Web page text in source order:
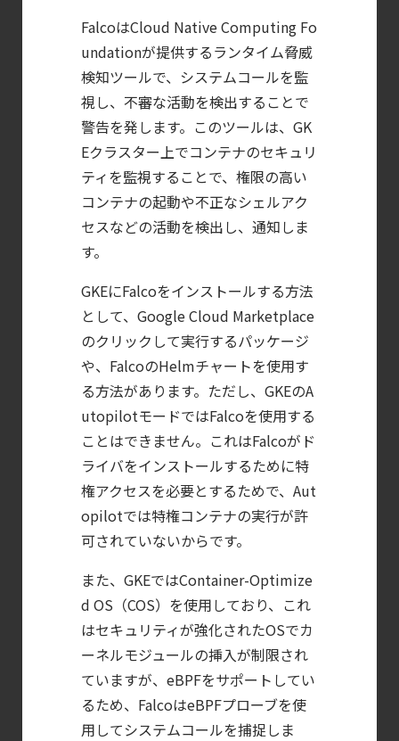
年に脅威の状況を根本から変えた
4 つの側面
【お知らせ】
ブログを更新しました
【ブログ】
セキュリティ運用の効率化を実現するSysdig
Agent
【お知らせ】
ブログを更新しました
【ブログ】
AWS/GCP
標準ツールでは守れない？
Falco を超える
Sysdig Secure
によるセキュリティの新常識
【ブログ】
サーバ・
第4回： Sysdig・
JP1・
Illumio連携における自動隔離検証
―
検知イベント取り扱いの課題と解消策
FalcoはCloud Native Computing Fo
undationが提供するランタイム脅威
検知ツールで、システムコールを監
視し、不審な活動を検出することで
警告を発します。このツールは、GK
Eクラスター上でコンテナのセキュリ
ティを監視することで、権限の高い
コンテナの起動や不正なシェルアク
セスなどの活動を検出し、通知しま
す。
GKEにFalcoをインストールする方法
として、Google Cloud Marketplace
のクリックして実行するパッケージ
や、FalcoのHelmチャートを使用す
る方法があります。ただし、GKEのA
utopilotモードではFalcoを使用する
ことはできません。これはFalcoがド
ライバをインストールするために特
権アクセスを必要とするためで、Aut
opilotでは特権コンテナの実行が許
可されていないからです。
また、GKEではContainer-Optimize
d OS（COS）を使用しており、これ
はセキュリティが強化されたOSでカ
ーネルモジュールの挿入が制限され
ていますが、eBPFをサポートしてい
るため、FalcoはeBPFプローブを使
用してシステムコールを捕捉しま